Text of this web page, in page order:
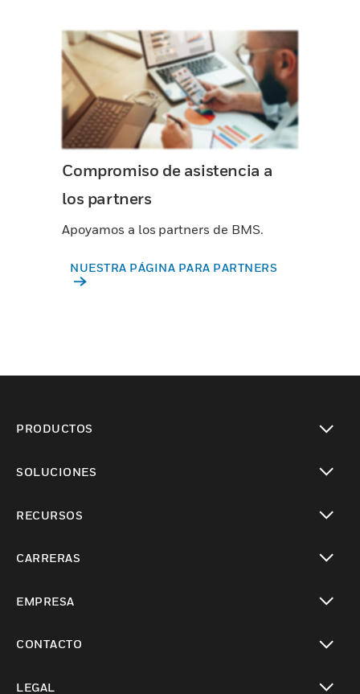
Compromiso de asistencia a
los partners
Apoyamos a los partners de BMS.
NUESTRA PÁGINA PARA PARTNERS
PRODUCTOS
SOLUCIONES
RECURSOS
CARRERAS
EMPRESA
CONTACTO
LEGAL